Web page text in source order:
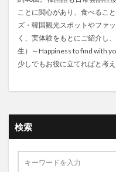
ことに関心があり、食べるこ
ズ・韓国観光スポットやファ
く、実体験をもとにご紹介し
生）～Happiness to find with
少しでもお役に立てればと考
検索